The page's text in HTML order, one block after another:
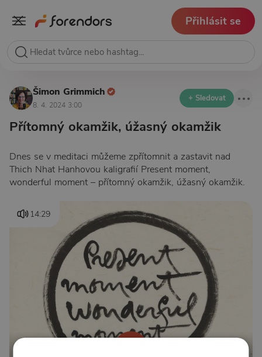
Přihlásit se
Šimon Grimmich
8. 4. 2024 3:00
+ Sledovat
Přítomný okamžik, úžasný okamžik
Dnes se v meditaci můžeme zpřítomnit a zastavit nad
Thich Nhat Hanhovou kaligrafií Present moment,
wonderful moment – přítomný okamžik, úžasný okamžik.
14:29